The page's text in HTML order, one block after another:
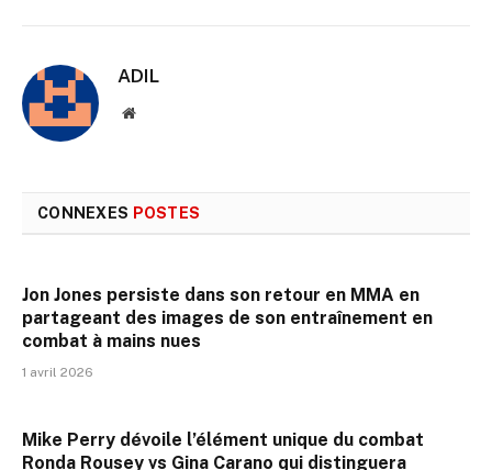
ADIL
Site
CONNEXES POSTES
Jon Jones persiste dans son retour en MMA en
partageant des images de son entraînement en
combat à mains nues
1 avril 2026
Mike Perry dévoile l’élément unique du combat
Ronda Rousey vs Gina Carano qui distinguera